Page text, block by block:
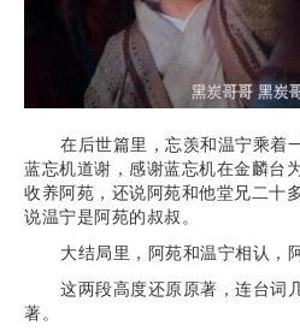
在后世篇里，忘羡和温宁乘着
蓝忘机道谢，感谢蓝忘机在金麟台
收养阿苑，还说阿苑和他堂兄二
说温宁是阿苑的叔叔。
大结局里，阿苑和温宁相认，
这两段高度还原原著，连台词
著。